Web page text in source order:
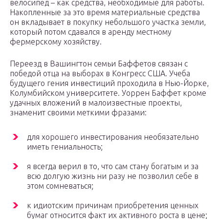
велосипед – как средства, необходимые для работы.
Накопленные за это время материальные средства
он вкладывает в покупку небольшого участка земли,
который потом сдавался в аренду местному
фермерскому хозяйству.
Переезд в Вашингтон семьи Баффетов связан с
победой отца на выборах в Конгресс США. Учеба
будущего гения инвестиций проходила в Нью-Йорке,
Колумбийском университете. Уоррен Баффет кроме
удачных вложений в малоизвестные проекты,
знаменит своими меткими фразами:
для хорошего инвестирования необязательно
иметь гениальность;
я всегда верил в то, что сам стану богатым и за
всю долгую жизнь ни разу не позволил себе в
этом сомневаться;
к идиотским причинам приобретения ценных
бумаг относится факт их активного роста в цене;